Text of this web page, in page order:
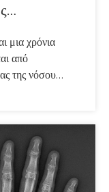
μια χρόνια
από
της νόσου
πρήξιμο,
από το